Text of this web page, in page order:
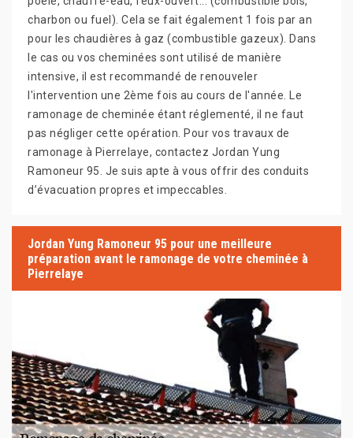
charbon ou fuel). Cela se fait également 1 fois par an
pour les chaudières à gaz (combustible gazeux). Dans
le cas ou vos cheminées sont utilisé de manière
intensive, il est recommandé de renouveler
l'intervention une 2ème fois au cours de l'année. Le
ramonage de cheminée étant réglementé, il ne faut
pas négliger cette opération. Pour vos travaux de
ramonage à Pierrelaye, contactez Jordan Yung
Ramoneur 95. Je suis apte à vous offrir des conduits
d’évacuation propres et impeccables.
Jordan Yung Ramoneur 95 pour une meilleure
préparation avant le ramonage de votre cheminée à
Pierrelaye